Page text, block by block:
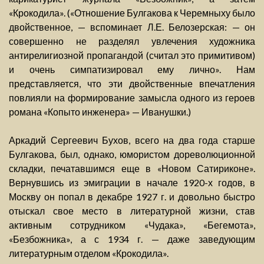
«Крокодила». («Отношение Булгакова к Черемныху было
двойственное, — вспоминает Л.Е. Белозерская: — он
совершенно не разделял увлечения художника
антирелигиозной пропагандой (считал это примитивом)
и очень симпатизировал ему лично». Нам
представляется, что эти двойственные впечатления
повлияли на формирование замысла одного из героев
романа «Копыто инженера» — Иванушки.)
Аркадий Сергеевич Бухов, всего на два года старше
Булгакова, был, однако, юмористом дореволюционной
складки, печатавшимся еще в «Новом Сатириконе».
Вернувшись из эмиграции в начале 1920-х годов, в
Москву он попал в декабре 1927 г. и довольно быстро
отыскал свое место в литературной жизни, став
активным сотрудником «Чудака», «Бегемота»,
«Безбожника», а с 1934 г. — даже заведующим
литературным отделом «Крокодила».